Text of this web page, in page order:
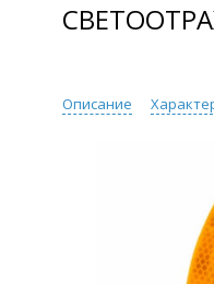
Описание